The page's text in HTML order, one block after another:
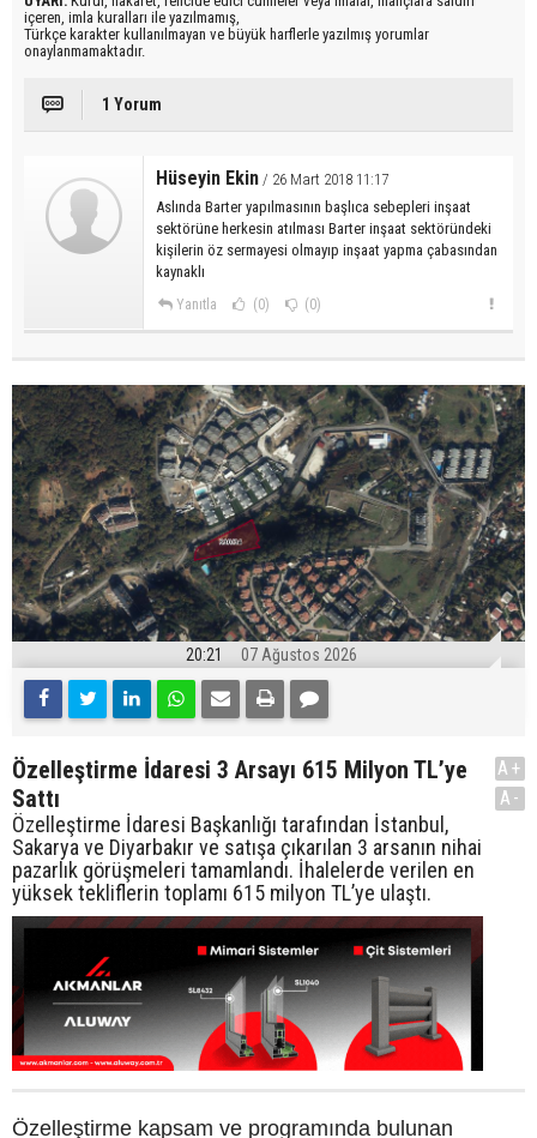
içeren, imla kuralları ile yazılmamış,
Türkçe karakter kullanılmayan ve büyük harflerle yazılmış yorumlar
onaylanmamaktadır.
1 Yorum
Hüseyin Ekin / 26 Mart 2018 11:17
Aslında Barter yapılmasının başlıca sebepleri inşaat
sektörüne herkesin atılması Barter inşaat sektöründeki
kişilerin öz sermayesi olmayıp inşaat yapma çabasından
kaynaklı
Yanıtla (0) (0)
20:21 07 Ağustos 2026
Özelleştirme İdaresi 3 Arsayı 615 Milyon TL’ye
Sattı
Özelleştirme İdaresi Başkanlığı tarafından İstanbul,
Sakarya ve Diyarbakır ve satışa çıkarılan 3 arsanın nihai
pazarlık görüşmeleri tamamlandı. İhalelerde verilen en
yüksek tekliflerin toplamı 615 milyon TL’ye ulaştı.
A+
A-
Özelleştirme kapsam ve programında bulunan